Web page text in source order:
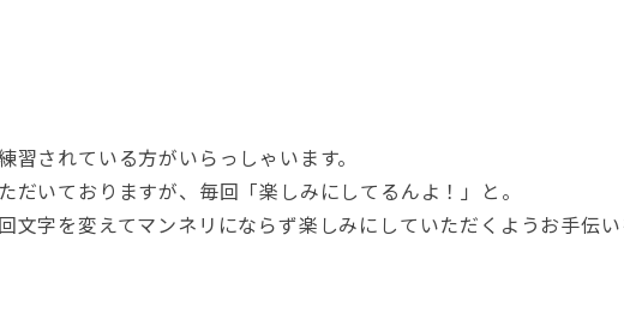
されている方がいらっしゃいます。
いておりますが、毎回「楽しみにしてるんよ！」と。
文字を変えてマンネリにならず楽しみにしていただくようお手伝